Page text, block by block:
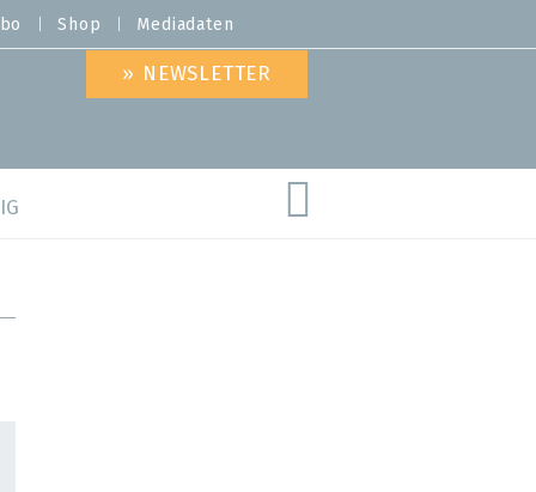
Shop Mediadaten
» NEWSLETTER